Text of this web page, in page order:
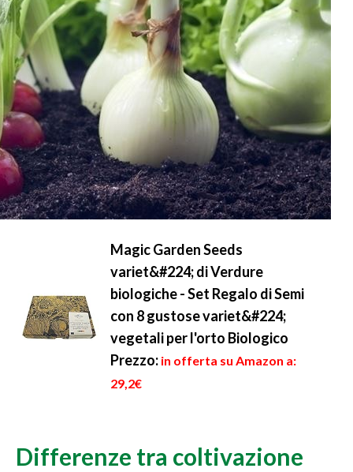
Magic Garden Seeds
variet&#224; di Verdure
biologiche - Set Regalo di Semi
con 8 gustose variet&#224;
vegetali per l'orto Biologico
Prezzo: in offerta su Amazon a:
29,2€
Differenze tra coltivazione